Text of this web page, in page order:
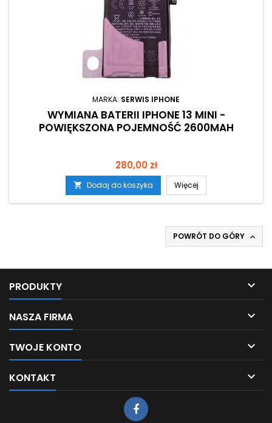
MARKA: SERWIS IPHONE
WYMIANA BATERII IPHONE 13 MINI -
POWIĘKSZONA POJEMNOŚĆ 2600MAH
Cena
280,00 zł
 Dodaj do koszyka Więcej
POWRÓT DO GÓRY 
PRODUKTY 
NASZA FIRMA 
TWOJE KONTO 
KONTAKT 